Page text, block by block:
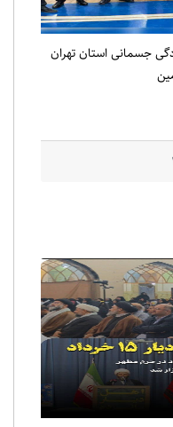
جسمانی استان تهران